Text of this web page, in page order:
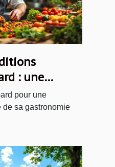
: une
pour une
sa gastronomie